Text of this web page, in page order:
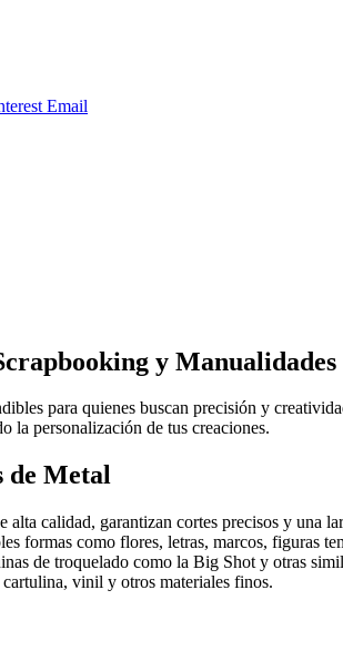
Email
y Manualidades
para quienes buscan precisión y
la personalización de tus creaciones.
de Metal
alta calidad, garantizan cortes precisos y una
formas como flores, letras, marcos, figuras
de troquelado como la Big Shot y otras
vinil y otros materiales finos.